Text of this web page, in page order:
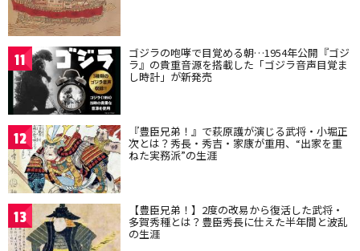
11 ゴジラの咆哮で目覚める朝…1954年公開『ゴジ
ラ』の貴重音源を搭載した「ゴジラ音声目覚ま
し時計」が新発売
12 『豊臣兄弟！』で萩原護が演じる武将・小堀正
次とは？秀長・秀吉・家康が重用、“出家を重
ねた実務派”の生涯
13 【豊臣兄弟！】2度の改易から復活した武将・
多賀秀種とは？豊臣秀長に仕えた半年間と波乱
の生涯